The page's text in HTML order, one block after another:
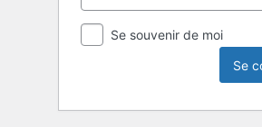
Se souvenir de moi